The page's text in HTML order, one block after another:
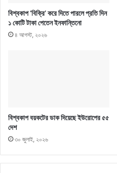
বিশ্বকাপ ‘বিক্রি’ করে দিতে পারলে প্রতি দিন
১ কোটি টাকা পেতেন ইনফান্তিনো
৪ আগস্ট, ২০২৬
বিশ্বকাপ বয়কটের ডাক দিয়েছে ইউরোপের ৫৫
দেশ
৩০ জুলাই, ২০২৬